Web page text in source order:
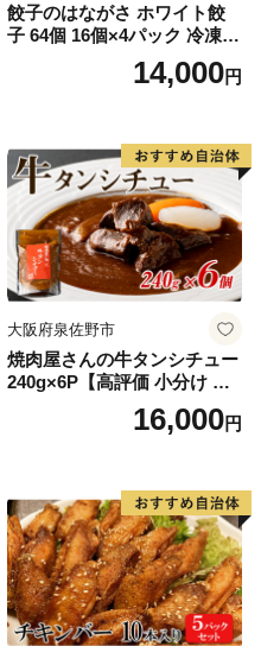
餃子のはながさ ホワイト餃
子 64個 16個×4パック 冷凍
中華 点心 B級グルメ ご当地
野菜 おつまみ おかず 簡単調
ー ギフト お取り寄せ 日高市
14,000円
大阪府泉佐野市
焼肉屋さんの牛タンシチュー
240g×6P【高評価 小分け 惣
菜 牛たん 一人暮らし 冷凍】
16,000円